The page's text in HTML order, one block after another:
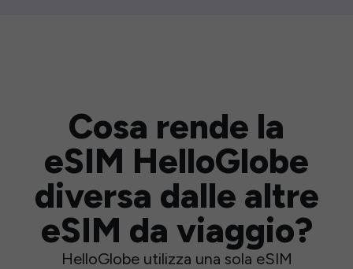
Cosa rende la
eSIM HelloGlobe
diversa dalle altre
eSIM da viaggio?
HelloGlobe utilizza una sola eSIM